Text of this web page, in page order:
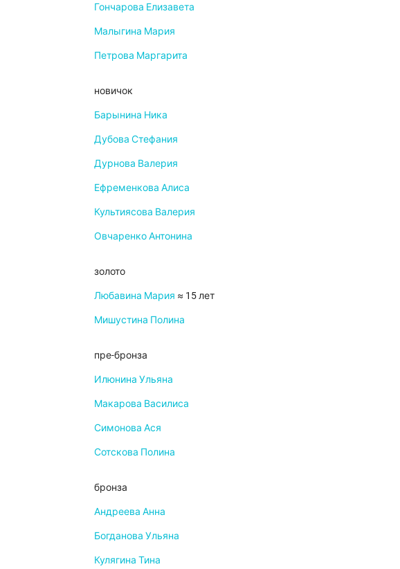
Гончарова Елизавета
Малыгина Мария
Петрова Маргарита
новичок
Барынина Ника
Дубова Стефания
Дурнова Валерия
Ефременкова Алиса
Культиясова Валерия
Овчаренко Антонина
золото
Любавина Мария ≈ 15 лет
Мишустина Полина
пре-бронза
Илюнина Ульяна
Макарова Василиса
Симонова Ася
Сотскова Полина
бронза
Андреева Анна
Богданова Ульяна
Кулягина Тина